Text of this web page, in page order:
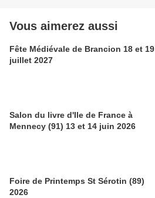
Vous aimerez aussi
Fête Médiévale de Brancion 18 et 19
juillet 2027
Salon du livre d'Ile de France à
Mennecy (91) 13 et 14 juin 2026
Foire de Printemps St Sérotin (89)
2026